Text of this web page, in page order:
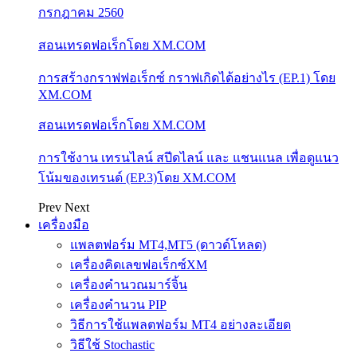
กรกฎาคม 2560
สอนเทรดฟอเร็กโดย XM.COM
การสร้างกราฟฟอเร็กซ์ กราฟเกิดได้อย่างไร (EP.1) โดย
XM.COM
สอนเทรดฟอเร็กโดย XM.COM
การใช้งาน เทรนไลน์ สปีดไลน์ และ แชนแนล เพื่อดูแนว
โน้มของเทรนด์ (EP.3)โดย XM.COM
Prev Next
เครื่องมือ
แพลตฟอร์ม MT4,MT5 (ดาวด์โหลด)
เครื่องคิดเลขฟอเร็กซ์XM
เครื่องคำนวณมาร์จิ้น
เครื่องคำนวน PIP
วิธีการใช้แพลตฟอร์ม MT4 อย่างละเอียด
วิธีใช้ Stochastic